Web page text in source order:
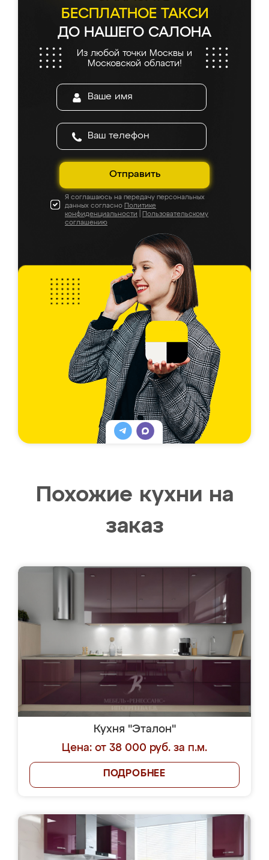
БЕСПЛАТНОЕ ТАКСИ
ДО НАШЕГО САЛОНА
Из любой точки Москвы и
Московской области!
Отправить
Я соглашаюсь на передачу персональных
данных согласно Политике
конфиденциальности
Пользовательскому
соглашению
Похожие кухни на
заказ
Кухня "Эталон"
Цена: от 38 000 руб. за п.м.
ПОДРОБНЕЕ